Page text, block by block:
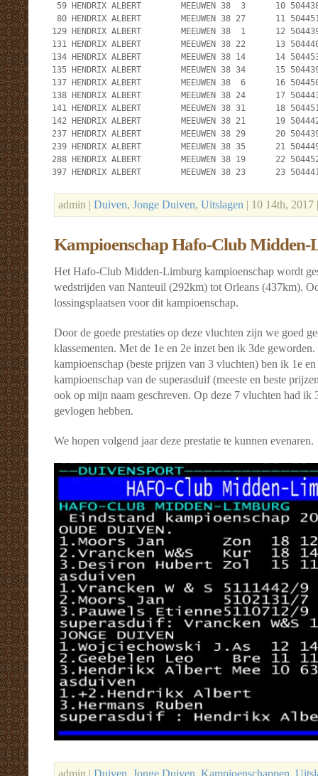
59 HENDRIX ALBERT        MEEUWEN 38  3
80 HENDRIX ALBERT        MEEUWEN 38 27
129 HENDRIX ALBERT        MEEUWEN 38  1
131 HENDRIX ALBERT        MEEUWEN 38 22
134 HENDRIX ALBERT        MEEUWEN 38 14
135 HENDRIX ALBERT        MEEUWEN 38 34
137 HENDRIX ALBERT        MEEUWEN 38  6
138 HENDRIX ALBERT        MEEUWEN 38 24
141 HENDRIX ALBERT        MEEUWEN 38 31
142 HENDRIX ALBERT        MEEUWEN 38 21
237 HENDRIX ALBERT        MEEUWEN 38 29
239 HENDRIX ALBERT        MEEUWEN 38 35
288 HENDRIX ALBERT        MEEUWEN 38 19
397 HENDRIX ALBERT        MEEUWEN 38 23      23
admin | Duiven, Jonge Duiven, Uitslagen | 10 14th, 2017
Kampioenschap Hafo-Club Midden-
Het Hafo-Club Midden-Limburg kampioenschap wordt
wedstrijden van Nanteuil (292km) tot Orleans (437km).
lossingsplaatsen voor dit kampioenschap.
Door de goede prestaties op deze vluchten zijn we goed
klassementen. Met de 1e en 2e inzet ben ik 3de
kampioenschap (beste prijzen van 3 vluchten) ben ik 1e
kampioenschap van de superasduif (meeste en beste
ook op mijn naam geschreven. Op deze 7 vluchten had ik
gevlogen hebben.
We hopen volgend jaar deze prestatie te kunnen evenaren.
admin | Duiven Jonge Duiven Kampioenschappen